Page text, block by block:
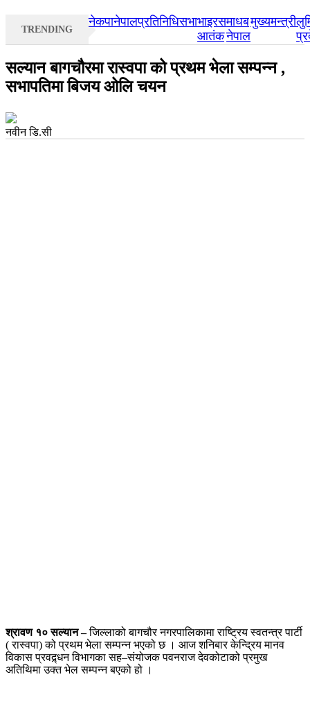
TRENDING
नेकपानेपालप्रतिनिधिसभाभाइरस
आतंक
माधब
नेपाल
मुख्यमन्त्री
सल्यान बागचौरमा रास्वपा को प्रथम भेला सम्पन्न ,
सभापतिमा बिजय ओलि चयन
नवीन डि.सी
श्रावण १० सल्यान –जिल्लाको बागचौर नगरपालिकामा राष्ट्रिय स्वतन्त्र पार्टी
( रास्वपा) को प्रथम भेला सम्पन्न भएको छ । आज शनिबार केन्द्रिय मानव
विकास प्रवद्र्धन विभागका सह–संयोजक पवनराज देवकोटाको प्रमुख
अतिथिमा उक्त भेल सम्पन्न बएको हो ।